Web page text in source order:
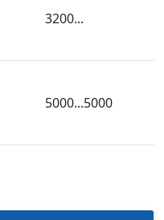
3200...
5000...5000